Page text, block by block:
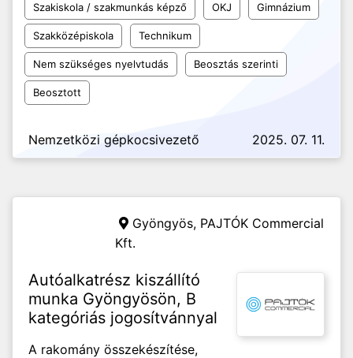
Szakiskola / szakmunkás képző OKJ Gimnázium
Szakközépiskola Technikum
Nem szükséges nyelvtudás Beosztás szerinti
Beosztott
Nemzetközi gépkocsivezető 2025. 07. 11.
Gyöngyös, PAJTÓK Commercial
Kft.
Autóalkatrész kiszállító
munka Gyöngyösön, B
kategóriás jogosítvánnyal
A rakomány összekészítése,